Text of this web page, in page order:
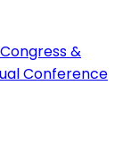
&
Conference